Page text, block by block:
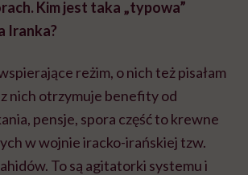
Kim jest taka „typowa”
Iranka?
reżim, o nich też pisałam
nich otrzymuje benefityod
pensje, spora część to krewne
w wojnie iracko-irańskiej tzw.
To są agitatorki systemu i